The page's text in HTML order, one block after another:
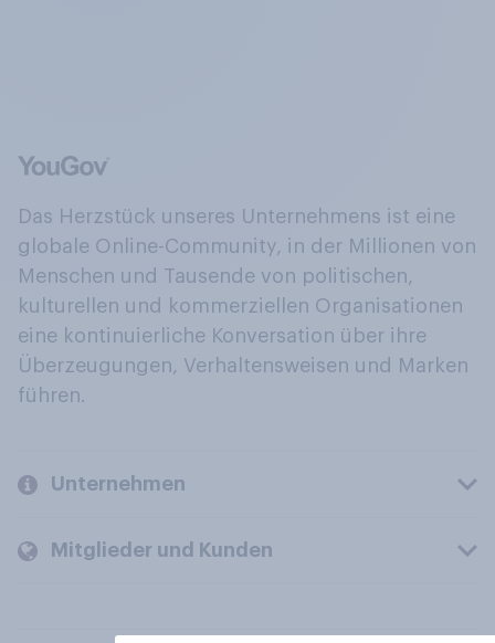
Das Herzstück unseres Unternehmens ist eine
globale Online-Community, in der Millionen von
Menschen und Tausende von politischen,
kulturellen und kommerziellen Organisationen
eine kontinuierliche Konversation über ihre
Überzeugungen, Verhaltensweisen und Marken
führen.
Unternehmen
Mitglieder und Kunden